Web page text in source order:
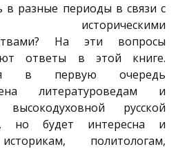
в разные периоды в связи с
историческими
На эти вопросы
ответы в этой книге.
в первую очередь
литературоведам и
высокодуховной русской
но будет интересна и
политологам,